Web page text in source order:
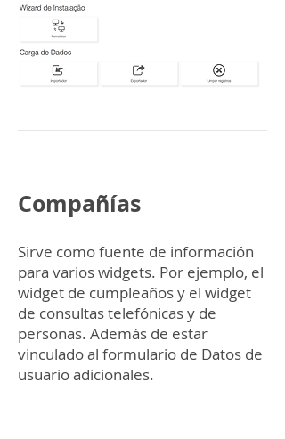
Compañías
Sirve como fuente de información
para varios widgets. Por ejemplo, el
widget de cumpleaños y el widget
de consultas telefónicas y de
personas. Además de estar
vinculado al formulario de Datos de
usuario adicionales.